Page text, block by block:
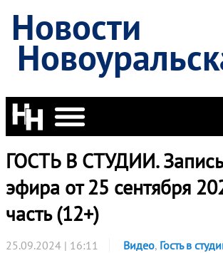
Новости
ГОСТЬ В СТУДИИ.
эфира от 25 сентября
часть (12+)
25.09.2024 | 16:11 Видео, Гость в